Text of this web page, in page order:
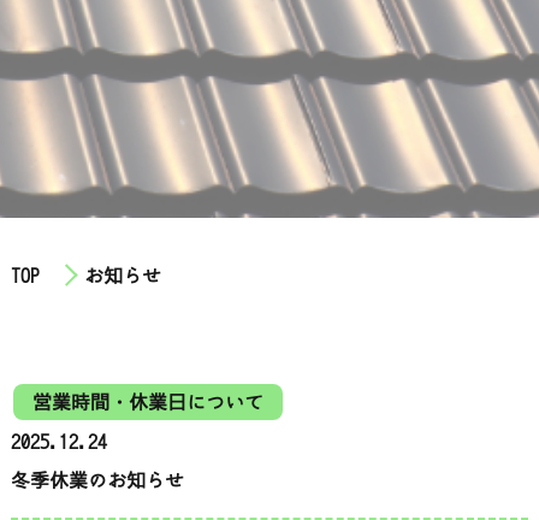
採用情報
公式LINE
TOP お知らせ
営業時間・休業日について
2025.12.24
冬季休業のお知らせ